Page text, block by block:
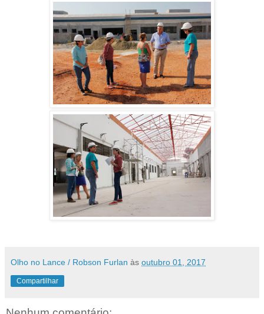
Olho no Lance / Robson Furlan às outubro 01, 2017
Compartilhar